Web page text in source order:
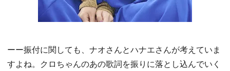
ーー振付に関しても、ナオさんとハナエさんが考えていま
すよね。クロちゃんのあの歌詞を振りに落とし込んでいく